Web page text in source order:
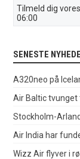
Tilmeld dig
06:00
SENESTE
A320neo på
Air Baltic
Stockholm-
Air India har
Wizz Air flyver i